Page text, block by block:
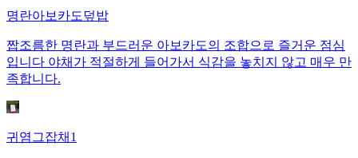
명란아보카도덮밥
짭조름한 명란과 부드러운 아보카도의 조합으로 즐거운 점심
입니다 야채가 적절하게 들어가서 식감을 놓치지 않고 매우 만
족합니다.
귀염그잡채1